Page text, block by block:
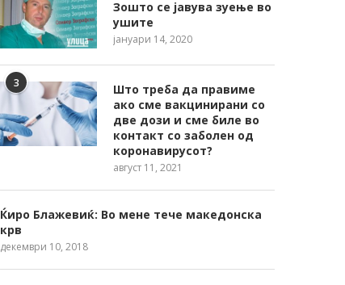
Зошто се јавува зуење во
ушите
јануари 14, 2020
3
Што треба да правиме
ако сме вакцинирани со
две дози и сме биле во
контакт со заболен од
коронавирусот?
август 11, 2021
Ќиро Блажевиќ: Во мене тече македонска
крв
декември 10, 2018